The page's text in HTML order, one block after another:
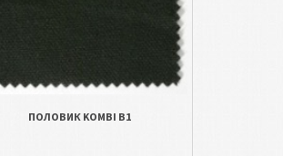
ПОЛОВИК KOMBI B1